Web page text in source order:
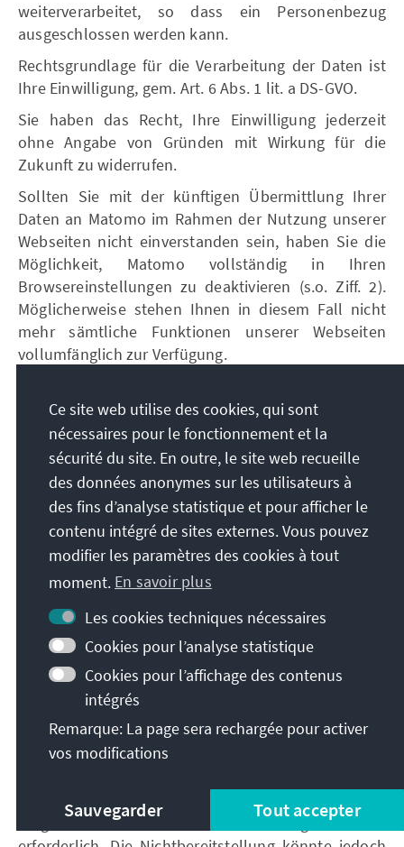
weiterverarbeitet, so dass ein Personenbezug
ausgeschlossen werden kann.
Rechtsgrundlage für die Verarbeitung der Daten ist
Ihre Einwilligung, gem. Art. 6 Abs. 1 lit. a DS-GVO.
Sie haben das Recht, Ihre Einwilligung jederzeit
ohne Angabe von Gründen mit Wirkung für die
Zukunft zu widerrufen.
Sollten Sie mit der künftigen Übermittlung Ihrer
Daten an Matomo im Rahmen der Nutzung unserer
Webseiten nicht einverstanden sein, haben Sie die
Möglichkeit, Matomo vollständig in Ihren
Browsereinstellungen zu deaktivieren (s.o. Ziff. 2).
Möglicherweise stehen Ihnen in diesem Fall nicht
mehr sämtliche Funktionen unserer Webseiten
vollumfänglich zur Verfügung.
Nutzungsbedingungen und Datenschutz von
Matomo finden sich
unterhttps://matomo.org/privacy-policy/.
2.3 Cookies für Marketing und sonstige
Dienste
Cookies zur Nutzungsanalyse ermöglichen es uns zu
analysieren, wie Sie unsere Webseiten nutzen. Mit
Hilfe dieser Cookies können wir die Effektivität
unserer Webseiten testen und Fehler entdecken.
Zudem liefern diese Cookies Erkenntnisse zur
Optimierung unserer Dienste sowie für
Webanalysen.
Sie sind nicht zur Bereitstellung Ihrer
Bereitstellung ist weder gesetzlich oder vertraglich
vorgeschrieben noch für einen Vertragsabschluss
Ce site web utilise des cookies, qui sont
nécessaires pour le fonctionnement et la
sécurité du site. En outre, le site web recueille
des données anonymes sur les utilisateurs à
des fins d’analyse statistique et pour afficher le
contenu intégré de sites externes. Vous pouvez
modifier les paramètres des cookies à tout
moment. En savoir plus
Les cookies techniques nécessaires
Cookies pour l’analyse statistique
Cookies pour l’affichage des contenus
intégrés
Remarque: La page sera rechargée pour activer
vos modifications
Sauvegarder Tout accepter